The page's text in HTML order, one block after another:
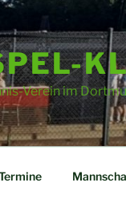
Verein im